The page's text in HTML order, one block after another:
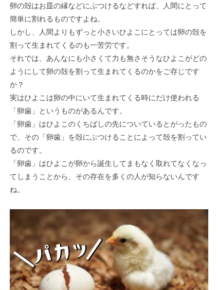
卵の殻はお皿の縁などにぶつけるなどすれば、人間にとって
簡単に割れるものですよね。
しかし、人間よりもずっと小さいひよこにとっては卵の殻を
割って生まれてくるのも一苦労です。
それでは、あんなにも小さくて力も無さそうなひよこがどの
ようにして卵の殻を割って生まれてくるのかをご存じです
か？
実はひよこは卵の中にいて生まれてくる時にだけ使われる
「卵歯」というものがあるんです。
「卵歯」はひよこのくちばしの先についているとがったもの
で、その「卵歯」を殻にぶつけることによって殻を割ってい
るのです。
「卵歯」はひよこが卵から誕生してまもなく取れてなくなっ
てしまうことから、その存在を多くの人が知らないんです
ね。